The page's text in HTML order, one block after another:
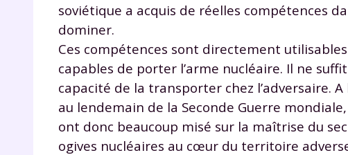
soviétique a acquis de réelles compétences
dominer.
Ces compétences sont directement
capables de porter l’arme nucléaire. Il ne
capacité de la transporter chez l’adversaire.
au lendemain de la Seconde Guerre
ont donc beaucoup misé sur la maîtrise du
ogives nucléaires au cœur du territoire